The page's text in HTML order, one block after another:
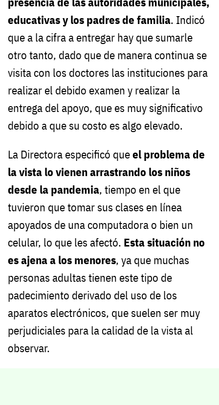
educativas y los padres de familia. Indicó
que a la cifra a entregar hay que sumarle
otro tanto, dado que de manera continua se
visita con los doctores las instituciones para
realizar el debido examen y realizar la
entrega del apoyo, que es muy significativo
debido a que su costo es algo elevado.
La Directora especificó queel problema de
la vista lo vienen arrastrando los niños
desde la pandemia, tiempo en el que
tuvieron que tomar sus clases en línea
apoyados de una computadora o bien un
celular, lo que les afectó. Esta situación no
es ajena a los menores, ya que muchas
personas adultas tienen este tipo de
padecimiento derivado del uso de los
aparatos electrónicos, que suelen ser muy
perjudiciales para la calidad de la vista al
observar.